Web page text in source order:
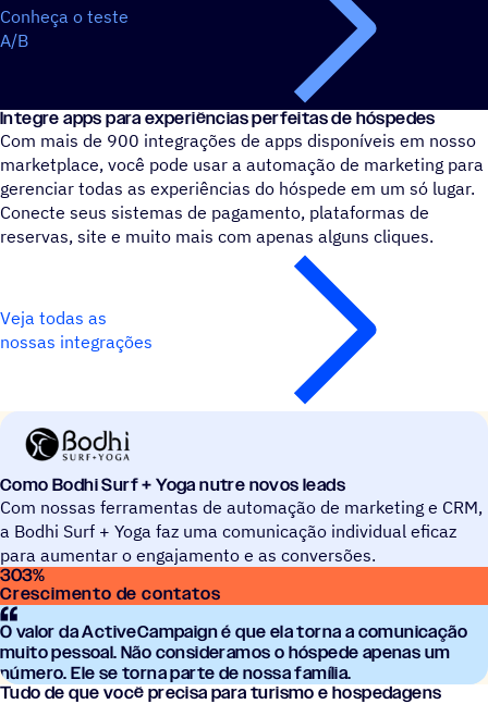
Conheça o teste
A/B
Integre apps para experiências perfeitas de hóspedes
Com mais de 900 integrações de apps disponíveis em nosso
marketplace, você pode usar a automação de marketing para
gerenciar todas as experiências do hóspede em um só lugar.
Conecte seus sistemas de pagamento, plataformas de
reservas, site e muito mais com apenas alguns cliques.
Veja todas as
nossas integrações
Como Bodhi Surf + Yoga nutre novos leads
Com nossas ferramentas de automação de marketing e CRM,
a Bodhi Surf + Yoga faz uma comunicação individual eficaz
para aumentar o engajamento e as conversões.
303%
Crescimento de contatos
O valor da ActiveCampaign é que ela torna a comunicação
muito pessoal. Não consideramos o hóspede apenas um
número. Ele se torna parte de nossa família.
Tudo de que você precisa para turismo e hospedagens